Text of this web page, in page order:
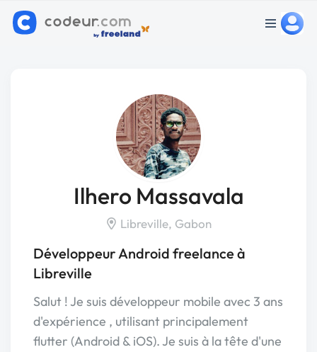
Ilhero Massavala
Libreville, Gabon
Développeur Android freelance à
Libreville
Salut ! Je suis développeur mobile avec 3 ans
d'expérience , utilisant principalement
flutter (Android & iOS). Je suis à la tête d'une